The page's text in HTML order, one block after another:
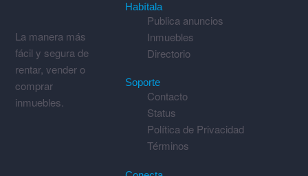
La manera más
fácil y segura de
rentar, vender o
comprar
inmuebles.
Habítala
Publica anuncios
Inmuebles
Directorio
Soporte
Contacto
Status
Política de Privacidad
Términos